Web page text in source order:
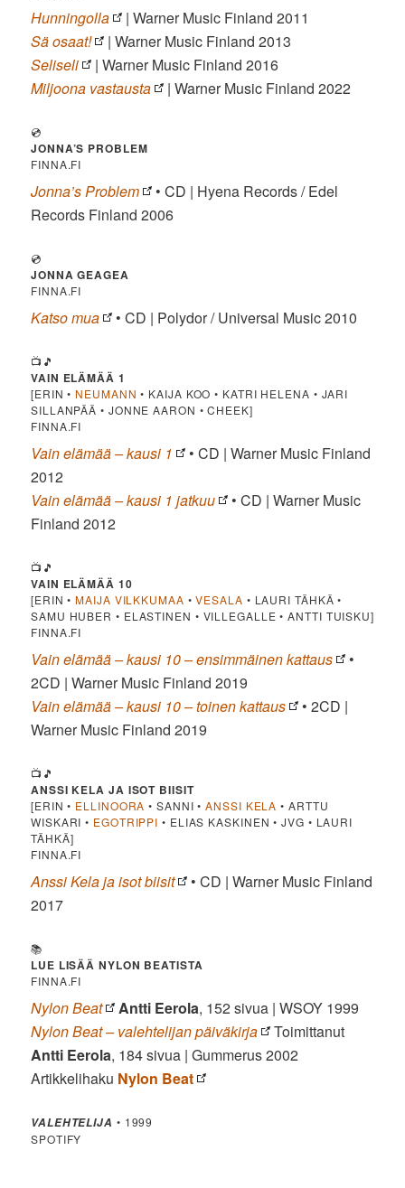
Hunningolla
| Warner Music Finland 2011
Sä osaat!
| Warner Music Finland 2013
Seliseli
| Warner Music Finland 2016
Miljoona vastausta
| Warner Music Finland 2022
💿
JONNA’S PROBLEM
FINNA.FI
Jonna’s Problem
• CD | Hyena Records / Edel
Records Finland 2006
💿
JONNA GEAGEA
FINNA.FI
Katso mua • CD | Polydor / Universal Music 2010
📺🎵
VAIN ELÄMÄÄ 1
[ERIN • NEUMANN • KAIJA KOO • KATRI HELENA • JARI
SILLANPÄÄ • JONNE AARON • CHEEK]
FINNA.FI
Vain elämää – kausi 1
• CD | Warner Music Finland
2012
Vain elämää – kausi 1 jatkuu
• CD | Warner Music
Finland 2012
📺🎵
VAIN ELÄMÄÄ 10
[ERIN •MAIJA VILKKUMAA •VESALA • LAURI TÄHKÄ •
SAMU HUBER • ELASTINEN • VILLEGALLE • ANTTI TUISKU]
FINNA.FI
Vain elämää – kausi 10 – ensimmäinen kattaus
•
2CD | Warner Music Finland 2019
Vain elämää – kausi 10 – toinen kattaus
• 2CD |
Warner Music Finland 2019
📺🎵
ANSSI KELA JA ISOT BIISIT
[ERIN • ELLINOORA • SANNI •ANSSI KELA • ARTTU
WISKARI • EGOTRIPPI • ELIAS KASKINEN • JVG • LAURI
TÄHKÄ]
FINNA.FI
Anssi Kela ja isot biisit
• CD | Warner Music Finland
2017
📚
LUE LISÄÄ NYLON BEATISTA
FINNA.FI
Nylon Beat Antti Eerola, 152 sivua | WSOY 1999
Nylon Beat – valehtelijan päiväkirja
Toimittanut
Antti Eerola, 184 sivua | Gummerus 2002
Artikkelihaku Nylon Beat
VALEHTELIJA • 1999
SPOTIFY